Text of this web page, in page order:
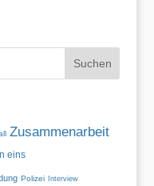
Zusammenarbeit
eins
Polizei Interview